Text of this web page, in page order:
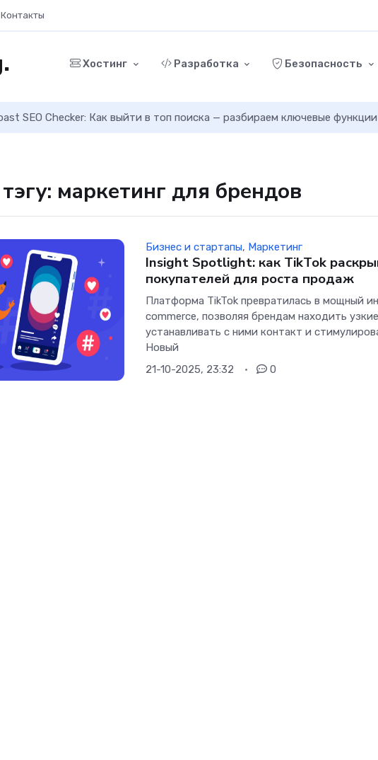
Контакты
Хостинг Разработка Безопасность
SEO Checker: Как выйти в топ поиска — разбираем ключевые функции
маркетинг для брендов
Бизнес и стартапы, Маркетинг
Insight Spotlight: как TikTok
покупателей для роста продаж
Платформа TikTok превратилась в мощный
commerce, позволяя брендам находить
устанавливать с ними контакт и
Новый
21-10-2025, 23:32
0